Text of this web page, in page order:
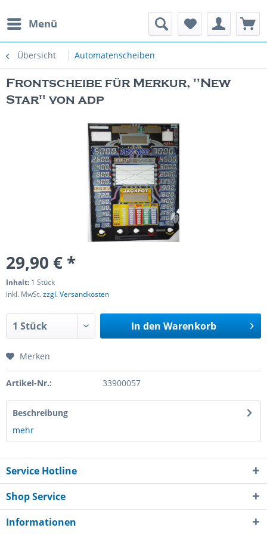
Menü
Übersicht Automatenscheiben
Spielautomaten
Frontscheibe für Merkur, "New
Star" von adp
29,90 € *
Inhalt: 1 Stück
inkl. MwSt.zzgl. Versandkosten
In den Warenkorb
Merken
Artikel-Nr.: 33900057
Beschreibung
mehr
Service Hotline
Shop Service
Informationen